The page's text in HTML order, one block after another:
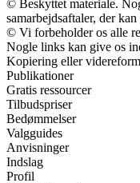
© Beskyttet materiale.
samarbejdsaftaler, der
© Vi forbeholder os alle
Nogle links kan give os
Kopiering eller
Publikationer
Gratis ressourcer
Tilbudspriser
Bedømmelser
Valgguides
Anvisninger
Indslag
Profil